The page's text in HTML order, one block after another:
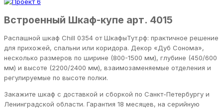
Встроенный Шкаф-купе арт. 4015
Распашной шкаф Chill 0354 от ШкафыТут.рф: практичное решение
для прихожей, спальни или коридора. Декор «Дуб Сонома»,
несколько размеров по ширине (800-1500 мм), глубине (450/600
мм) и высоте (2200/2400 мм), взаимозаменяемые отделения и
регулируемые по высоте полки.
Закажите шкаф с доставкой и сборкой по Санкт-Петербургу и
Ленинградской области. Гарантия 18 месяцев, на серийную